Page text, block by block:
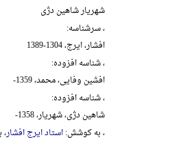
شهریار شاهین دژی
، سرشناسه:
افشار، ایرج، 1304-1389
، شناسه افزوده:
افشین وفایی، محمد، 1359-
، شناسه افزوده:
شاهین دژی، شهریار، 1358-
، به کوشش:استاد ایرج افشار